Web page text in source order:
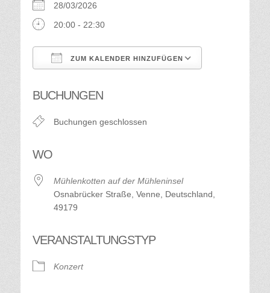
28/03/2026
20:00 - 22:30
ZUM KALENDER HINZUFÜGEN
BUCHUNGEN
Buchungen geschlossen
WO
Mühlenkotten auf der Mühleninsel
Osnabrücker Straße, Venne, Deutschland,
49179
VERANSTALTUNGSTYP
Konzert